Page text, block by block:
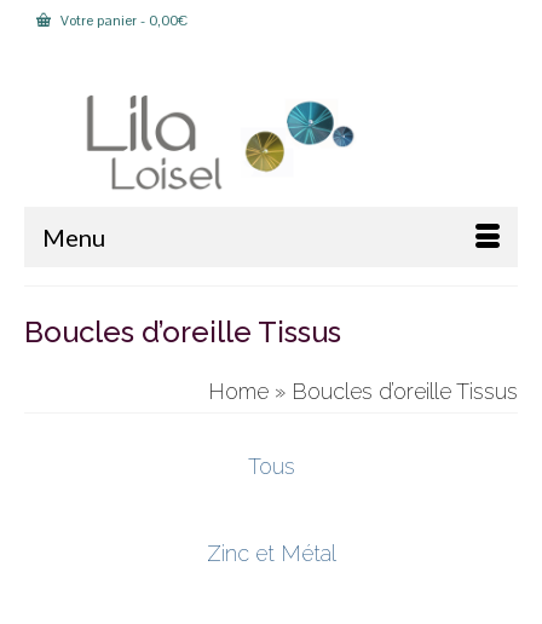
Votre panier- 0,00€
Menu
Boucles d’oreille Tissus
Home » Boucles d’oreille Tissus
Tous
Zinc et Métal